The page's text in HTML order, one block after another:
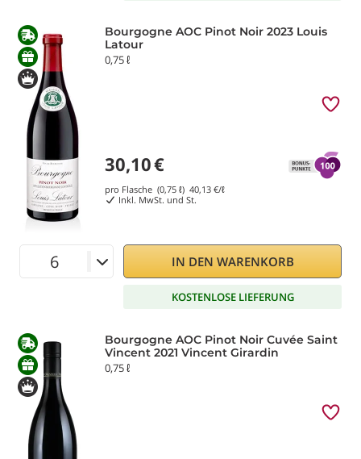
Bourgogne AOC Pinot Noir 2023 Louis
Latour
0,75 ℓ
30,10€
pro Flasche (0,75 ℓ) 40,13 €/ℓ
Inkl. MwSt. und St.
IN DEN WARENKORB
KOSTENLOSE LIEFERUNG
Bourgogne AOC Pinot Noir Cuvée Saint
Vincent 2021 Vincent Girardin
0,75 ℓ